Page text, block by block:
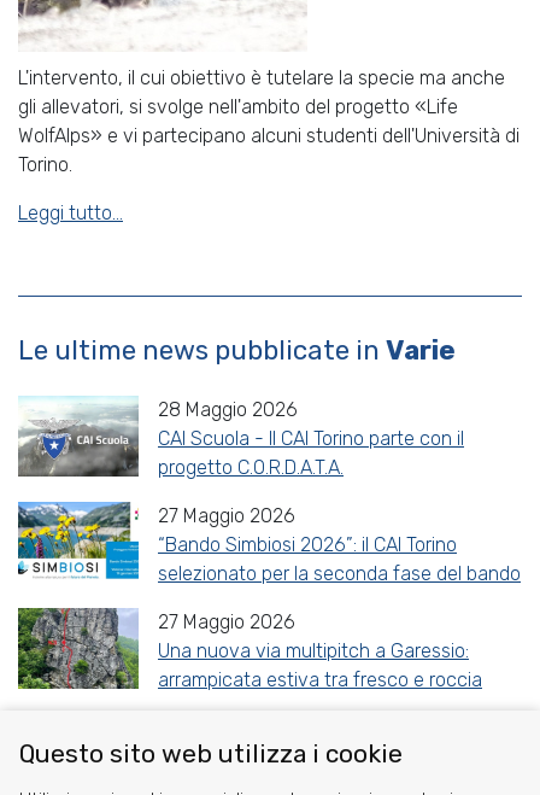
L'intervento, il cui obiettivo è tutelare la specie ma anche
gli allevatori, si svolge nell'ambito del progetto «Life
WolfAlps» e vi partecipano alcuni studenti dell'Università di
Torino.
Leggi tutto...
Le ultime news pubblicate in Varie
28 Maggio 2026
CAI Scuola - Il CAI Torino parte con il
progetto C.O.R.D.A.T.A.
27 Maggio 2026
“Bando Simbiosi 2026”: il CAI Torino
selezionato per la seconda fase del bando
27 Maggio 2026
Una nuova via multipitch a Garessio:
arrampicata estiva tra fresco e roccia
Questo sito web utilizza i cookie